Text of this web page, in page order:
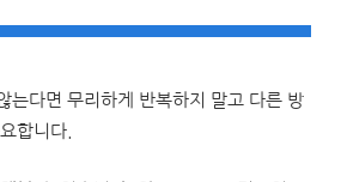
는다면 무리하게 반복하지 말고 다른 방
합니다.